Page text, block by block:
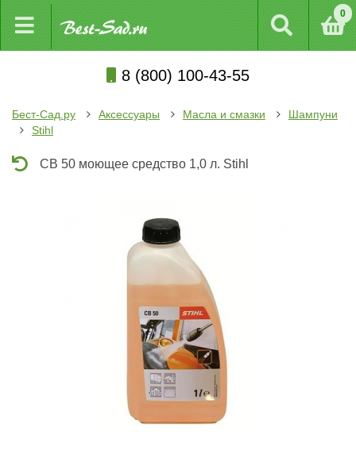
0
8 (800) 100-43-55
Бест-Сад.ру Аксессуары Масла и смазки
Шампуни
Stihl
CB 50 моющее средство 1,0 л. Stihl